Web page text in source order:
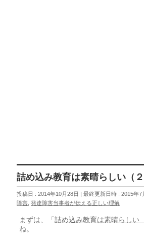
詰め込み教育は素晴らしい（２
投稿日 : 2014年10月28日 最終更新日時 : 2015年7
障害 ,発達障害当事者が伝える正しい理解
まずは、「詰め込み教育は素晴らしい
ね。